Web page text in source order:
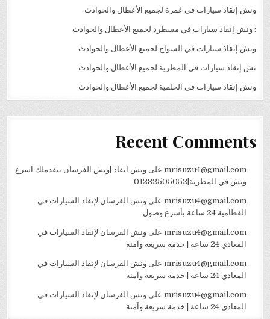
ونش إنقاذ سيارات في غمرة لجميع الأعطال والحوادث
: ونش إنقاذ سيارات في مسطرد لجميع الأعطال والحوادث
ونش إنقاذ سيارات في السواح لجميع الأعطال والحوادث
نش إنقاذ سيارات في المطرية لجميع الأعطال والحوادث
ونش إنقاذ سيارات في الحلمية لجميع الأعطال والحوادث
Recent Comments
mrisuzu4@gmail.comعلى ونش انقاذ |ونش الفرسان بيقدملك اسرع
ونش في المطرية|01282505052
mrisuzu4@gmail.comعلى ونش الفرسان لإنقاذ السيارات في
القطامية 24 ساعة بأسرع وصول
mrisuzu4@gmail.comعلى ونش الفرسان لإنقاذ السيارات في
المعادي 24 ساعة | خدمة سريعة وآمنة
mrisuzu4@gmail.comعلى ونش الفرسان لإنقاذ السيارات في
المعادي 24 ساعة | خدمة سريعة وآمنة
mrisuzu4@gmail.comعلى ونش الفرسان لإنقاذ السيارات في
المعادي 24 ساعة | خدمة سريعة وآمنة